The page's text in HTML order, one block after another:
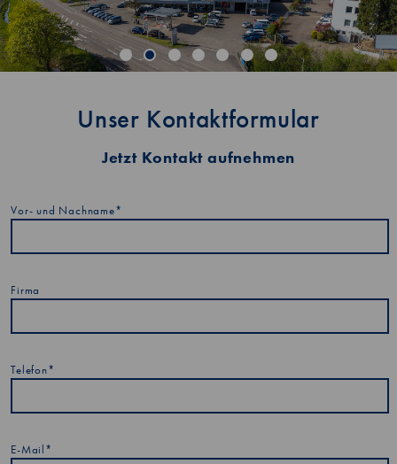
Unser Kontaktformular
Jetzt Kontakt aufnehmen
Vor- und Nachname*
Firma
Telefon*
E-Mail*